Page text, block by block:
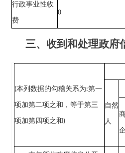
行政事业性收
费
0
三、收到和处理政府
(本列数据的勾稽关系为:第一
项加第二项之和，等于第三
项加第四项之和 )
自然
人